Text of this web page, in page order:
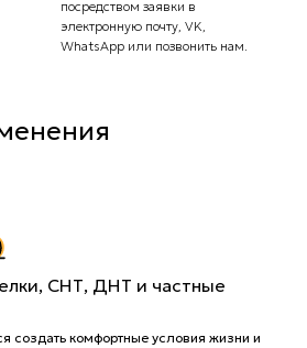
посредством заявки в
электронную почту, VK,
WhatsApp или позвонить нам.
СНТ, ДНТ и частные
создать комфортные условия жизни и